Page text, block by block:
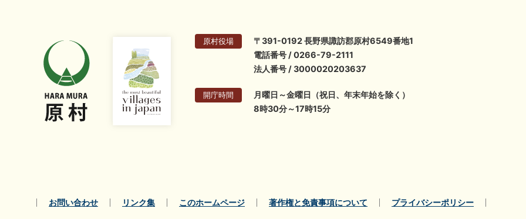
原村役場
〒391-0192 長野県諏訪郡原村6549番地1
電話番号 / 0266-79-2111
法人番号 / 3000020203637
開庁時間
月曜日～金曜日（祝日、年末年始を除く）
8時30分～17時15分
お問い合わせ リンク集 このホームページ 著作権と免責事項について プライバシーポリシー